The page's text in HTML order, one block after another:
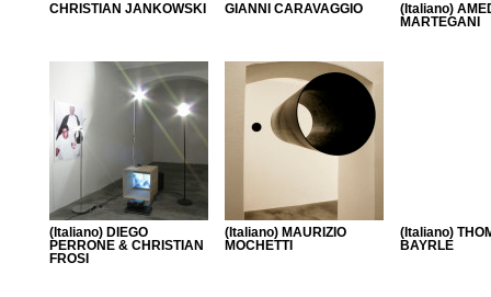
CHRISTIAN JANKOWSKI GIANNI CARAVAGGIO
(Italiano)
MARTEGANI
(Italiano) DIEGO
PERRONE & CHRISTIAN
FROSI
(Italiano) MAURIZIO
MOCHETTI
(Italiano)
BAYRLE